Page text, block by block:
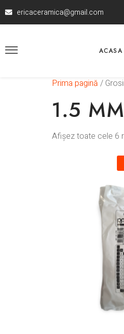
ericaceramica@gmail.com
ACASA
Prima pagină /
1.5 MM
Afișez toate cele 6